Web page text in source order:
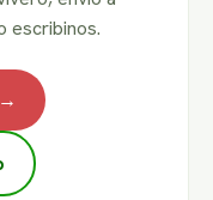
escribinos.